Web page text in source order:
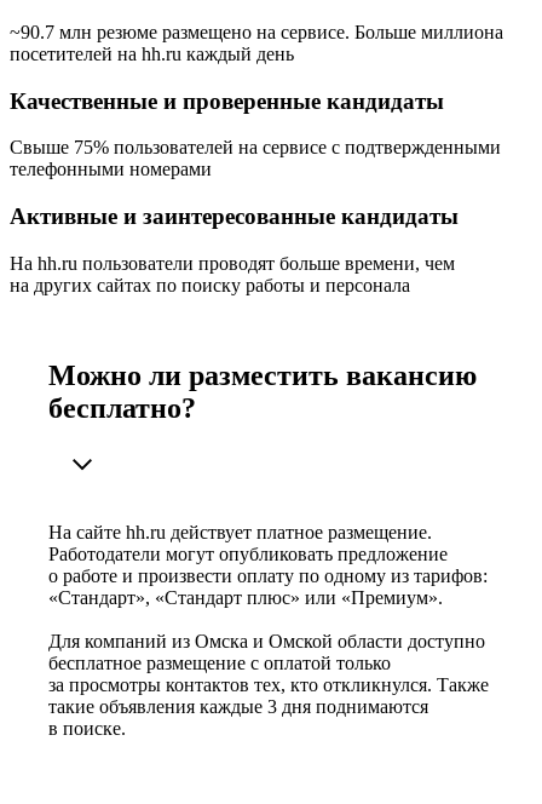
~90.7 млн резюме размещено на сервисе. Больше миллиона
посетителей на hh.ru каждый день
Качественные и проверенные кандидаты
Свыше 75% пользователей на сервисе с подтвержденными
телефонными номерами
Активные и заинтересованные кандидаты
На hh.ru пользователи проводят больше времени, чем
на других сайтах по поиску работы и персонала
Можно ли разместить вакансию
бесплатно?
На сайте hh.ru действует платное размещение.
Работодатели могут опубликовать предложение
о работе и произвести оплату по одному из тарифов:
«Стандарт», «Стандарт плюс» или «Премиум».
Для компаний из Омска и Омской области доступно
бесплатное размещение с оплатой только
за просмотры контактов тех, кто откликнулся. Также
такие объявления каждые 3 дня поднимаются
в поиске.